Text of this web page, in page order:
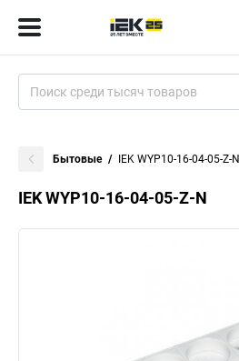
Бытовые IEK WYP10-16-04-05-Z-N
IEK WYP10-16-04-05-Z-N